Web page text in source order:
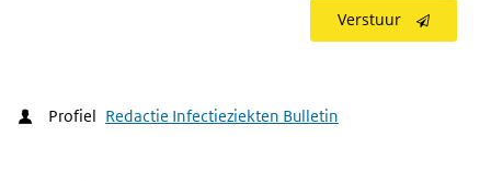
Verstuur
Profiel Redactie Infectieziekten Bulletin